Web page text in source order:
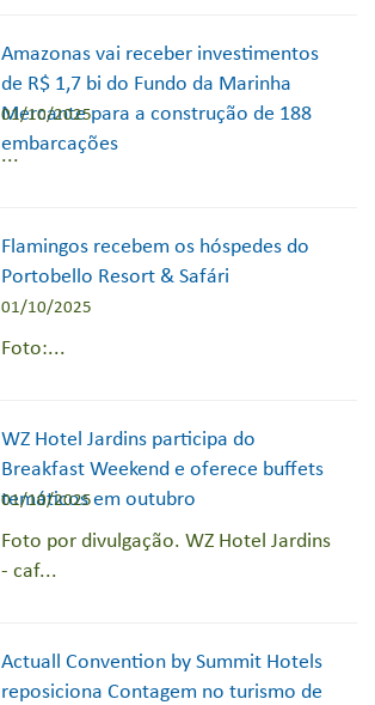
Amazonas vai receber investimentos
de R$ 1,7 bi do Fundo da Marinha
Mercante para a construção de 188
embarcações
01/10/2025
...
Flamingos recebem os hóspedes do
Portobello Resort & Safári
01/10/2025
Foto:...
WZ Hotel Jardins participa do
Breakfast Weekend e oferece buffets
temáticos em outubro
01/10/2025
Foto por divulgação. WZ Hotel Jardins
- caf...
Actuall Convention by Summit Hotels
reposiciona Contagem no turismo de